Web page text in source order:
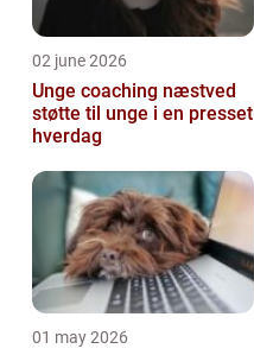
02 june 2026
Unge coaching næstved
støtte til unge i en presset
hverdag
01 may 2026